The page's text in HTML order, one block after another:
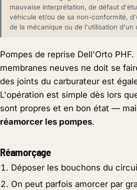
mauvaise interprétation, de défaut
véhicule et/ou de sa non-conformité,
de la mécanique ou de l'utilisation d'un
Pompes de reprise Dell'Orto
membranes neuves ne doit se
des joints du carburateur est
L'opération est simple dès lors
sont propres et en bon état —
réamorcer les pompes.
Réamorçage
Déposer les bouchons du
On peut parfois amorcer par